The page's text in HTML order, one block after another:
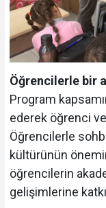
Öğrencilerle bir
Program
ederek öğrenci
Öğrencilerle
kültürünün
öğrencilerin
gelişimlerine